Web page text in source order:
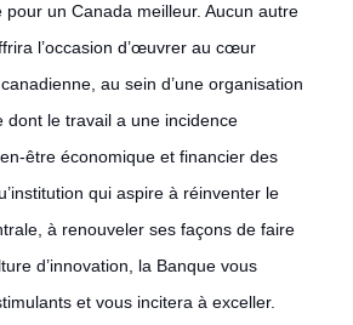
un Canada meilleur. Aucun autre
l’occasion d’œuvrer au cœur
au sein d’une organisation
dont le travail a une incidence
être économique et financier des
qui aspire à réinventer le
à renouveler ses façons de faire
d’innovation, la Banque vous
et vous incitera à exceller.